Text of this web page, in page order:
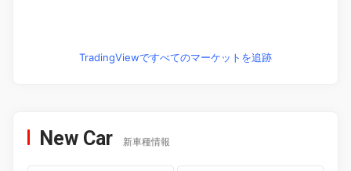
TradingViewですべてのマーケットを追跡
New Car 新車種情報